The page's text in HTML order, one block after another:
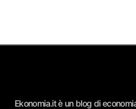
Ekonomia.it è un blog di